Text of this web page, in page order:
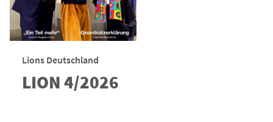
Lions Deutschland
LION 4/2026